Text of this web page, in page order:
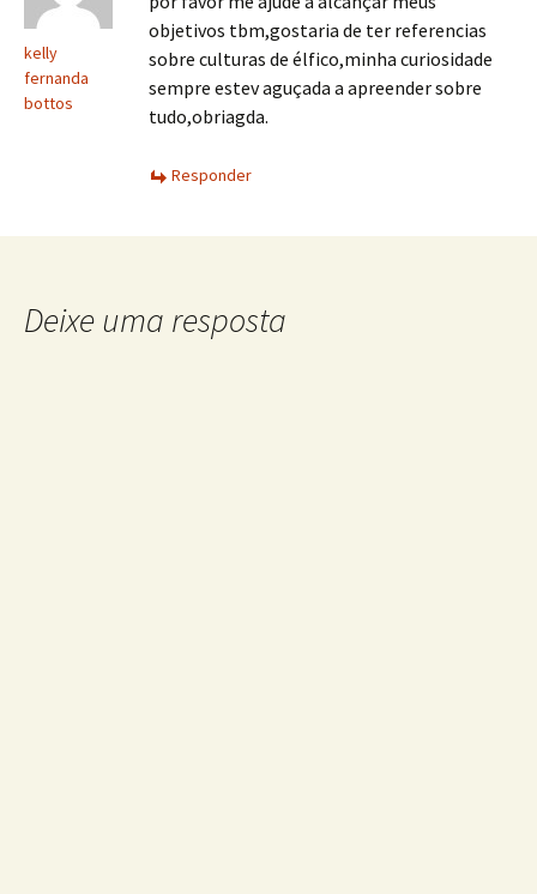
kelly
fernanda
bottos
objetivos tbm,gostaria de ter referencias
sobre culturas de élfico,minha curiosidade
sempre estev aguçada a apreender sobre
tudo,obriagda.
Responder
Deixe uma resposta